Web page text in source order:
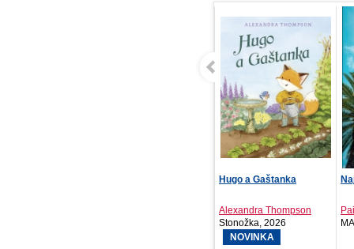
Najdlhšia dovolenka
Paige Toon
MAFRA Slovakia ..., 2026